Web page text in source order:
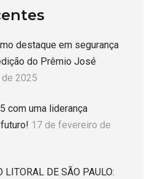
destaque em segurança
do Prêmio José
2025
com uma liderança
17 de fevereiro de
LITORAL DE SÃO PAULO: